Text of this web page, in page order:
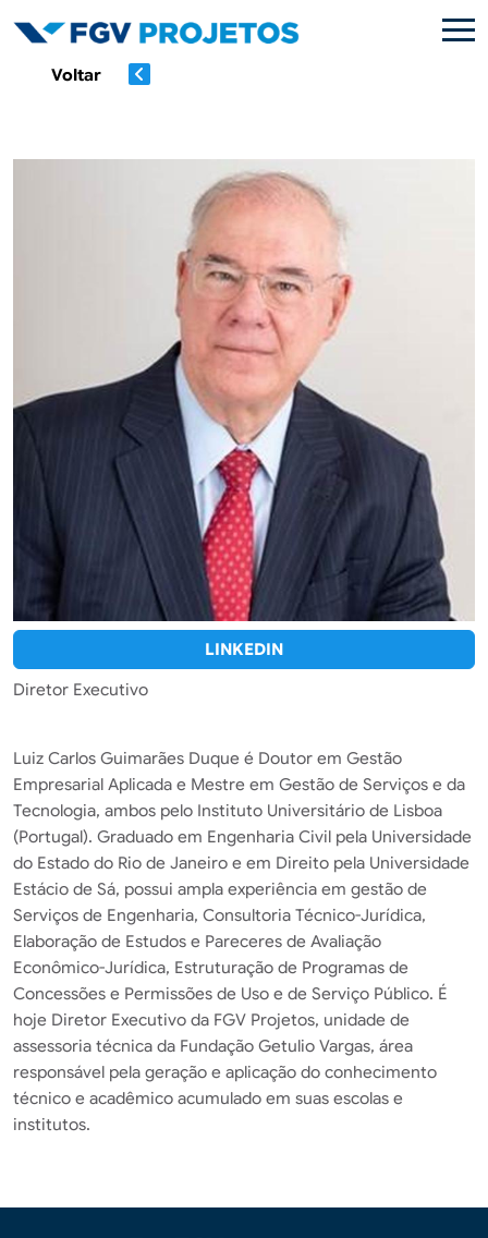
Voltar
LINKEDIN
Diretor Executivo
Luiz Carlos Guimarães Duque é Doutor em Gestão
Empresarial Aplicada e Mestre em Gestão de Serviços e da
Tecnologia, ambos pelo Instituto Universitário de Lisboa
(Portugal). Graduado em Engenharia Civil pela Universidade
do Estado do Rio de Janeiro e em Direito pela Universidade
Estácio de Sá, possui ampla experiência em gestão de
Serviços de Engenharia, Consultoria Técnico-Jurídica,
Elaboração de Estudos e Pareceres de Avaliação
Econômico-Jurídica, Estruturação de Programas de
Concessões e Permissões de Uso e de Serviço Público. É
hoje Diretor Executivo da FGV Projetos, unidade de
assessoria técnica da Fundação Getulio Vargas, área
responsável pela geração e aplicação do conhecimento
técnico e acadêmico acumulado em suas escolas e
institutos.